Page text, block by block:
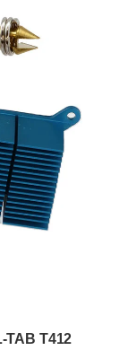
TAB T412